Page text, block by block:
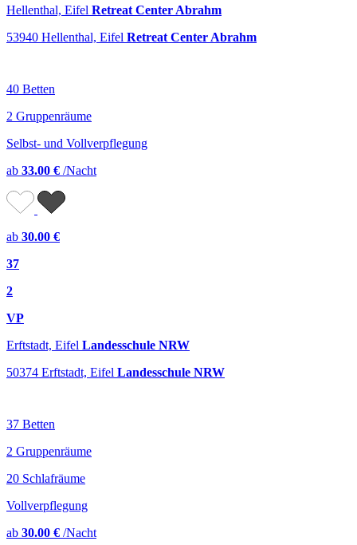
Hellenthal, Eifel Retreat Center Abrahm
53940 Hellenthal, Eifel Retreat Center Abrahm
40 Betten
2 Gruppenräume
Selbst- und Vollverpflegung
ab 33.00 € /Nacht
ab 30.00 €
37
2
VP
Erftstadt, Eifel Landesschule NRW
50374 Erftstadt, Eifel Landesschule NRW
37 Betten
2 Gruppenräume
20 Schlafräume
Vollverpflegung
ab 30.00 € /Nacht